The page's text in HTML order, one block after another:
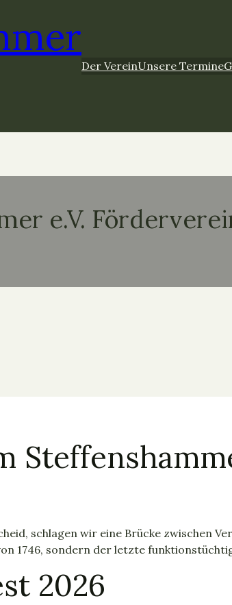
Der VereinUnsere Termine
schlagen wir eine Brücke zwischen
1746, sondern der letzte
2026